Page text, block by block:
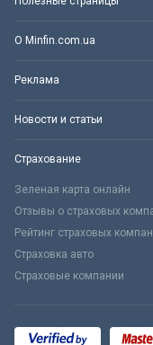
О Minfin.com.ua
Реклама
Новости и статьи
Страхование
Зеленая карта онлайн
Отзывы о страховых
Рейтинг страховых
Страховка авто
Страховые компании